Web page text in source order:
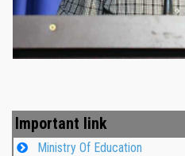
Important link
Ministry Of Education